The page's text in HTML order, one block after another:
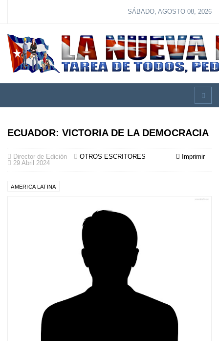
SÁBADO, AGOSTO 08, 2026
ECUADOR: VICTORIA DE LA DEMOCRACIA
Imprimir
Director de Edición
OTROS ESCRITORES
29 Abril 2024
AMERICA LATINA